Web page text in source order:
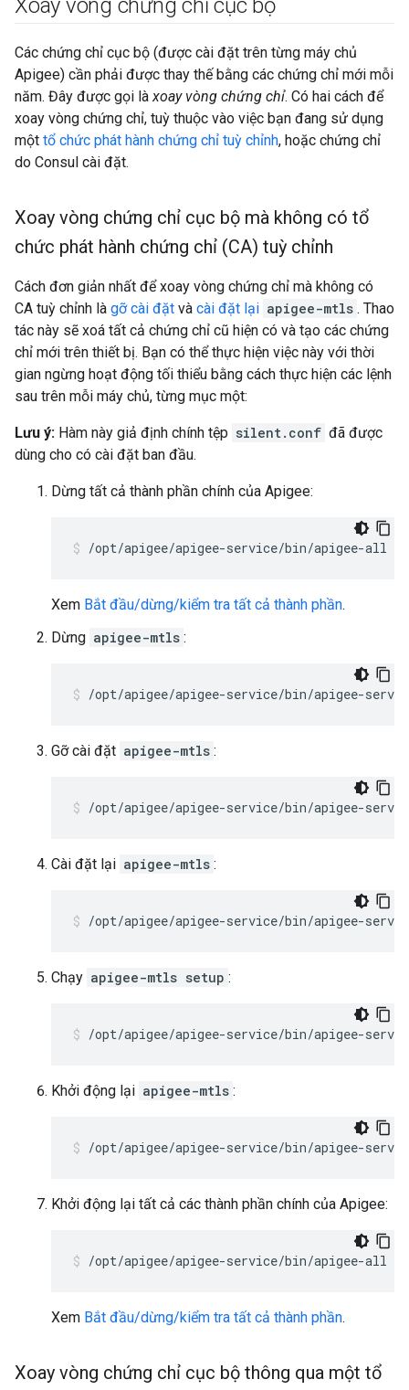
Xoay vòng chứng chỉ cục bộ
Các chứng chỉ cục bộ (được cài đặt trên từng máy chủ
Apigee) cần phải được thay thế bằng các chứng chỉ mới mỗi
năm. Đây được gọi làxoay vòng chứng chỉ. Có hai cách để
xoay vòng chứng chỉ, tuỳ thuộc vào việc bạn đang sử dụng
một tổ chức phát hành chứng chỉ tuỳ chỉnh, hoặc chứng chỉ
do Consul cài đặt.
Xoay vòng chứng chỉ cục bộ mà không có tổ
chức phát hành chứng chỉ (CA) tuỳ chỉnh
Cách đơn giản nhất để xoay vòng chứng chỉ mà không có
CA tuỳ chỉnh là gỡ cài đặt và cài đặt lại apigee-mtls . Thao
tác này sẽ xoá tất cả chứng chỉ cũ hiện có và tạo các chứng
chỉ mới trên thiết bị. Bạn có thể thực hiện việc này với thời
gian ngừng hoạt động tối thiểu bằng cách thực hiện các lệnh
sau trên mỗi máy chủ, từng mục một:
Lưu ý: Hàm này giả định chính tệp silent.conf đã được
dùng cho có cài đặt ban đầu.
Dừng tất cả thành phần chính của Apigee:
/opt/apigee/apigee-service/bin/apigee-all
Xem Bắt đầu/dừng/kiểm tra tất cả thành phần.
Dừng apigee-mtls :
/opt/apigee/apigee-service/bin/apigee-
Gỡ cài đặt apigee-mtls :
/opt/apigee/apigee-service/bin/apigee-
Cài đặt lại apigee-mtls :
/opt/apigee/apigee-service/bin/apigee-
Chạy apigee-mtls setup :
/opt/apigee/apigee-service/bin/apigee-
Khởi động lại apigee-mtls :
/opt/apigee/apigee-service/bin/apigee-
Khởi động lại tất cả các thành phần chính của Apigee:
/opt/apigee/apigee-service/bin/apigee-all
Xem Bắt đầu/dừng/kiểm tra tất cả thành phần.
Xoay vòng chứng chỉ cục bộ thông qua một tổ